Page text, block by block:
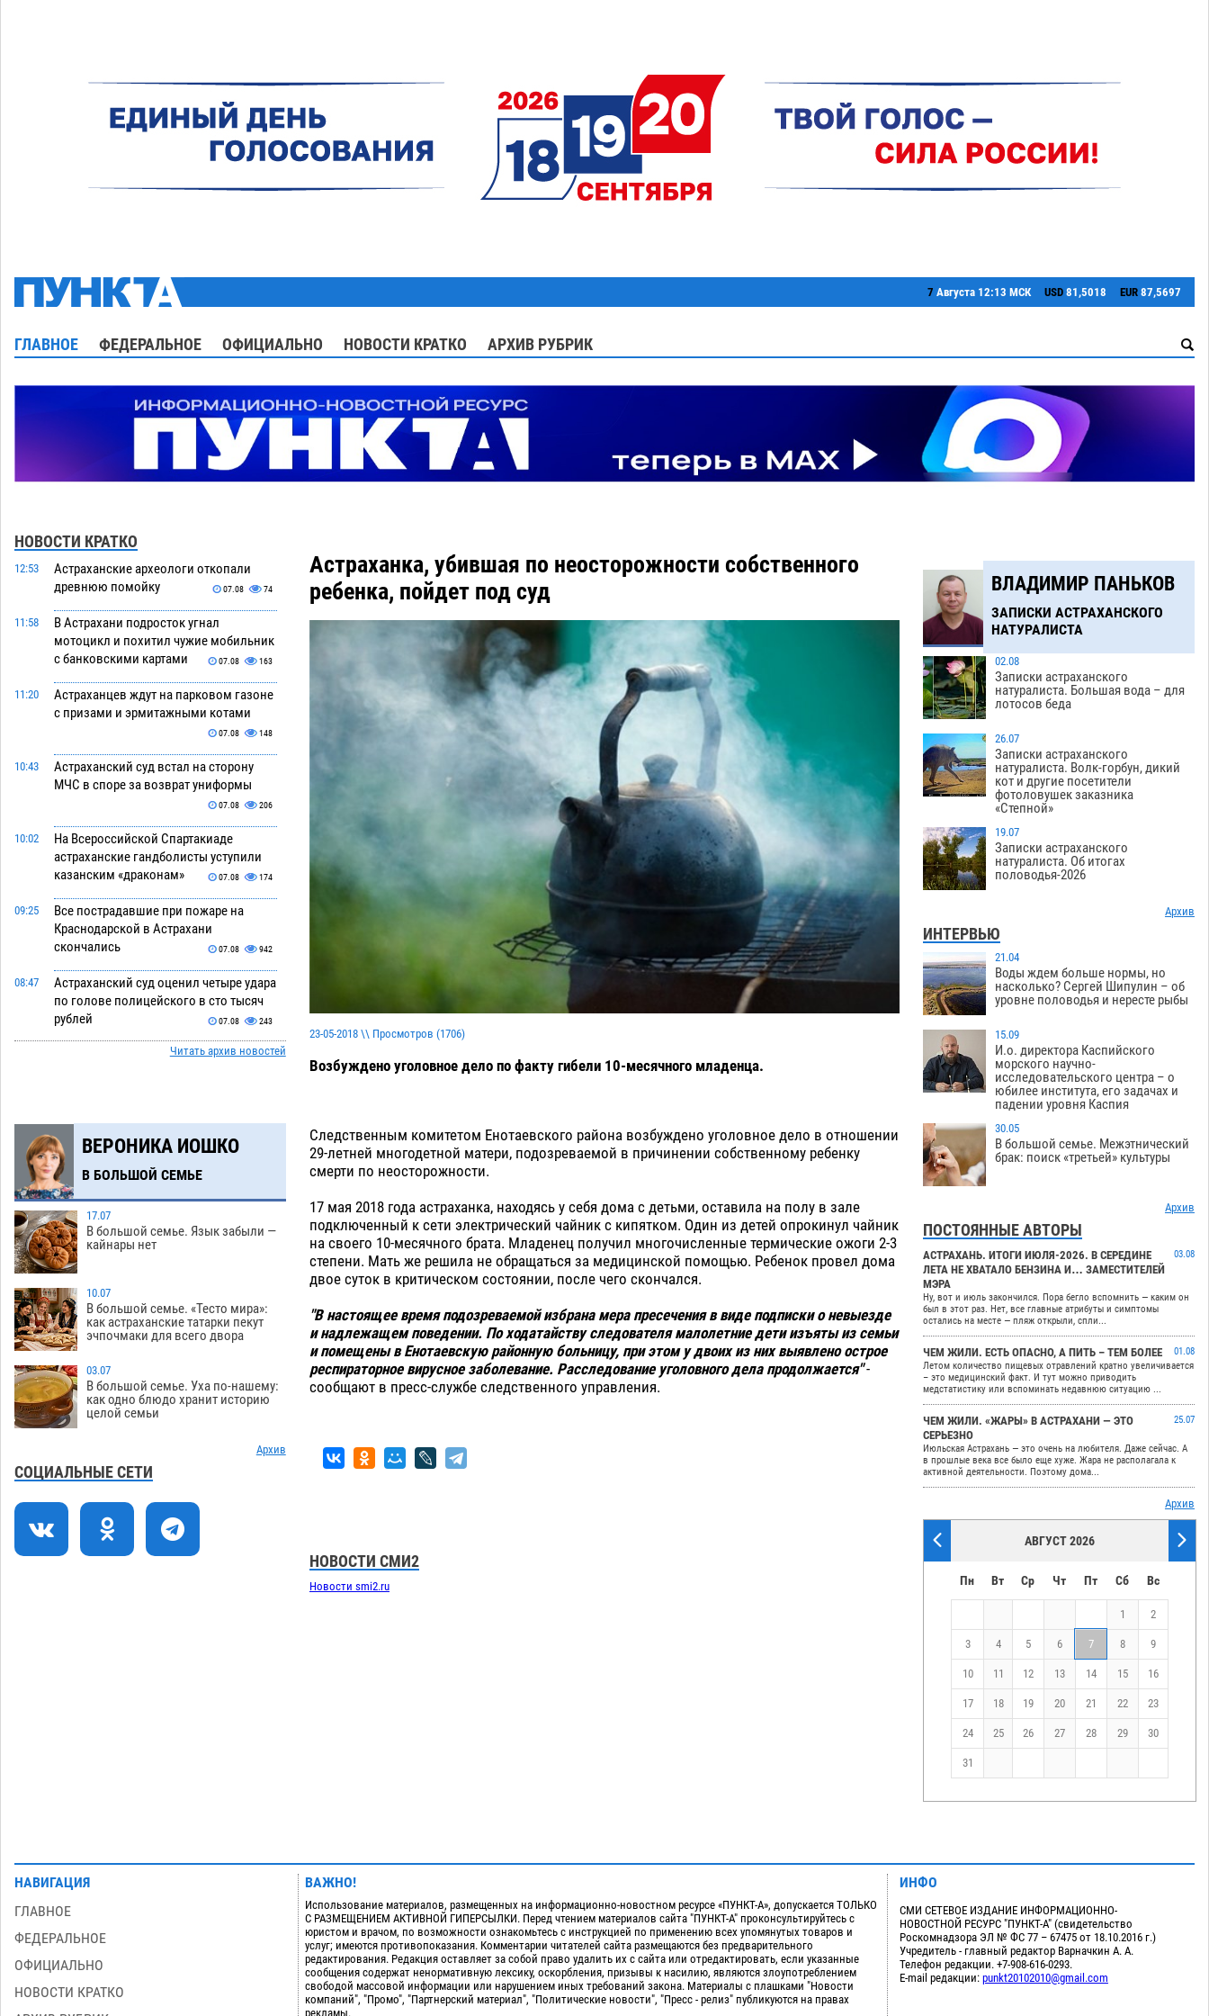
7 Августа 12:13 МСК USD 81,5018 EUR 87,5697
ГЛАВНОЕ ФЕДЕРАЛЬНОЕ ОФИЦИАЛЬНО НОВОСТИ КРАТКО АРХИВ РУБРИК
НОВОСТИ КРАТКО
12:53
Астраханские археологи откопали
древнюю помойку
07.08 74
11:58
В Астрахани подросток угнал
мотоцикл и похитил чужие мобильник
с банковскими картами
07.08 163
11:20
Астраханцев ждут на парковом газоне
с призами и эрмитажными котами
07.08 148
10:43
Астраханский суд встал на сторону
МЧС в споре за возврат униформы
07.08 206
10:02
На Всероссийской Спартакиаде
астраханские гандболисты уступили
казанским «драконам»
07.08 174
09:25
Все пострадавшие при пожаре на
Краснодарской в Астрахани
скончались
07.08 942
08:47
Астраханский суд оценил четыре удара
по голове полицейского в сто тысяч
рублей
07.08 243
Завтра астраханская жара вновь
18:57
В Астрахани впервые открыли смену
по теории игр
06.08
18:23
В пятницу без электричества окажутся
Астрахань, Ахтубинск и 6 поселений
17:40
В астраханском поселке ведутся
работы по двум федеральным
проектам
16:59
Модное дефиле собак и кошек пройдет
в Астрахани
06.08
16:36
Огромного сома вытащили из Волги
на набережной в Астрахани
Жилгородок в Астрахани продолжают
снесут
15:22
Ящерицу из астраханской пустыни
поместили на новой серебряной
Читать архив новостей
ВЕРОНИКА ИОШКО
В БОЛЬШОЙ СЕМЬЕ
17.07
В большой семье. Язык забыли —
кайнары нет
10.07
В большой семье. «Тесто мира»:
как астраханские татарки пекут
эчпочмаки для всего двора
03.07
В большой семье. Уха по-нашему:
как одно блюдо хранит историю
целой семьи
Архив
СОЦИАЛЬНЫЕ СЕТИ
Астраханка, убившая по неосторожности собственного
ребенка, пойдет под суд
23-05-2018 \\ Просмотров (1706)
Возбуждено уголовное дело по факту гибели 10-месячного младенца.
Следственным комитетом Енотаевского района возбуждено уголовное дело в отношении
29-летней многодетной матери, подозреваемой в причинении собственному ребенку
смерти по неосторожности.
17 мая 2018 года астраханка, находясь у себя дома с детьми, оставила на полу в зале
подключенный к сети электрический чайник с кипятком. Один из детей опрокинул чайник
на своего 10-месячного брата. Младенец получил многочисленные термические ожоги 2-3
степени. Мать же решила не обращаться за медицинской помощью. Ребенок провел дома
двое суток в критическом состоянии, после чего скончался.
"В настоящее время подозреваемой избрана мера пресечения в виде подписки о невыезде
и надлежащем поведении. По ходатайству следователя малолетние дети изъяты из семьи
и помещены в Енотаевскую районную больницу, при этом у двоих из них выявлено острое
респираторное вирусное заболевание. Расследование уголовного дела продолжается"-
сообщают в пресс-службе следственного управления.
НОВОСТИ СМИ2
Новости smi2.ru
ВЛАДИМИР ПАНЬКОВ
ЗАПИСКИ АСТРАХАНСКОГО
НАТУРАЛИСТА
02.08
Записки астраханского
натуралиста. Большая вода – для
лотосов беда
26.07
Записки астраханского
натуралиста. Волк-горбун, дикий
кот и другие посетители
фотоловушек заказника
«Степной»
19.07
Записки астраханского
натуралиста. Об итогах
половодья-2026
Архив
ИНТЕРВЬЮ
21.04
Воды ждем больше нормы, но
насколько? Сергей Шипулин – об
уровне половодья и нересте рыбы
15.09
И.о. директора Каспийского
морского научно-
исследовательского центра – о
юбилее института, его задачах и
падении уровня Каспия
30.05
В большой семье. Межэтнический
брак: поиск «третьей» культуры
Архив
ПОСТОЯННЫЕ АВТОРЫ
АСТРАХАНЬ. ИТОГИ ИЮЛЯ-2026. В СЕРЕДИНЕ
ЛЕТА НЕ ХВАТАЛО БЕНЗИНА И… ЗАМЕСТИТЕЛЕЙ
МЭРА
03.08
Ну, вот и июль закончился. Пора бегло вспомнить — каким он
был в этот раз. Нет, все главные атрибуты и симптомы
остались на месте — пляж открыли, спли...
ЧЕМ ЖИЛИ. ЕСТЬ ОПАСНО, А ПИТЬ – ТЕМ БОЛЕЕ
01.08
Летом количество пищевых отравлений кратно увеличивается
– это медицинский факт. И тут можно приводить
медстатистику или вспоминать недавнюю ситуацию ...
ЧЕМ ЖИЛИ. «ЖАРЫ» В АСТРАХАНИ — ЭТО
СЕРЬЕЗНО
25.07
Июльская Астрахань — это очень на любителя. Даже сейчас. А
в прошлые века все было еще хуже. Жара не располагала к
активной деятельности. Поэтому дома...
Архив
АВГУСТ 2026
Пн Вт Ср Чт Пт Сб Вс
1 2
3 4 5 6 7 8 9
10 11 12 13 14 15 16
17 18 19 20 21 22 23
24 25 26 27 28 29 30
31
НАВИГАЦИЯ
ГЛАВНОЕ
ФЕДЕРАЛЬНОЕ
ОФИЦИАЛЬНО
НОВОСТИ КРАТКО
ВАЖНО!
Использование материалов, размещенных на информационно-новостном ресурсе «ПУНКТ-А», допускается ТОЛЬКО
С РАЗМЕЩЕНИЕМ АКТИВНОЙ ГИПЕРСЫЛКИ. Перед чтением материалов сайта "ПУНКТ-А" проконсультируйтесь с
юристом и врачом, по возможности ознакомьтесь с инструкцией по применению всех упомянутых товаров и
услуг; имеются противопоказания. Комментарии читателей сайта размещаются без предварительного
редактирования. Редакция оставляет за собой право удалить их с сайта или отредактировать, если указанные
сообщения содержат ненормативную лексику, оскорбления, призывы к насилию, являются злоупотреблением
свободой массовой информации или нарушением иных требований закона. Материалы с плашками "Новости
компаний", "Промо", "Партнерский материал", "Политические новости", "Пресс - релиз" публикуются на правах
рекламы.
ИНФО
СМИ СЕТЕВОЕ ИЗДАНИЕ ИНФОРМАЦИОННО-
НОВОСТНОЙ РЕСУРС "ПУНКТ-А" (свидетельство
Роскомнадзора ЭЛ № ФС 77 – 67475 от 18.10.2016 г.)
Учредитель - главный редактор Варначкин А. А.
Телефон редакции. +7-908-616-0293.
E-mail редакции: punkt20102010@gmail.com